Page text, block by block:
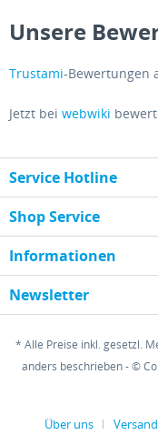
Unsere
Trustami-Bewertungen
Jetzt bei webwiki
Service Hotline
Shop Service
Informationen
Newsletter
* Alle Preise inkl. gesetzl.
anders beschrieben - ©
Über uns